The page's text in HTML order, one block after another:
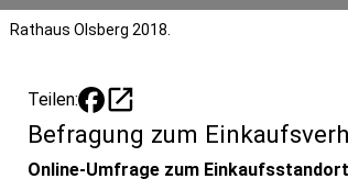
Rathaus Olsberg 2018.
Teilen: open_in_new
Befragung zum
Online-Umfrage zum